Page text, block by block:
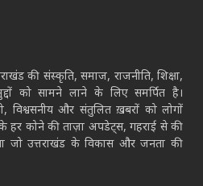
की संस्कृति, समाज, राजनीति, शिक्षा,
को सामने लाने के लिए समर्पित है।
विश्वसनीय और संतुलित ख़बरों को लोगों
हर कोने की ताज़ा अपडेट्स, गहराई से की
जो उत्तराखंड के विकास और जनता की